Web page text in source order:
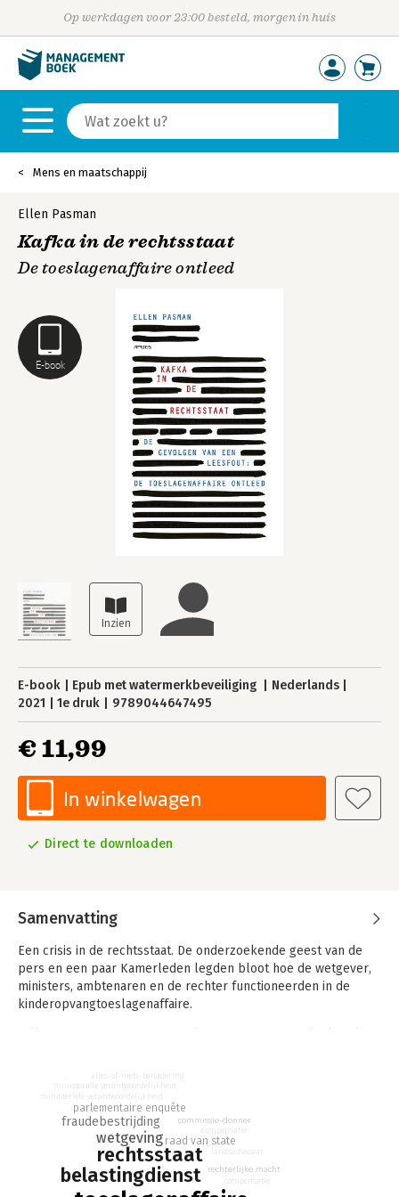
Op werkdagen voor 23:00 besteld, morgen in huis
Mens en maatschappij
E-book
Ellen Pasman
Kafka in de rechtsstaat
De toeslagenaffaire ontleed
E-book Epub met watermerkbeveiliging
Nederlands
2021
1e druk 9789044647495
€ 11,99
In winkelwagen
Direct te downloaden
Samenvatting
Een crisis in de rechtsstaat. De onderzoekende geest van de
pers en een paar Kamerleden legden bloot hoe de wetgever,
ministers, ambtenaren en de rechter functioneerden in de
kinderopvangtoeslagenaffaire.
een illusie. Mensen raakten hun huis kwijt en moesten aanzien
hoe hun toekomst werd verwoest. De commissie-Donner
stelde ‘institutionele vooringenomenheid’ vast bij de
belastingdienst, maar meende dat daar eigenlijk weinig tegen
De wijze waarop de overheid vanaf 2007 in de greep raakte van
belastingdienst
rechtsstaat
wetgeving
fraudebestrijding
raad van state
parlementaire enquête
commissie-donner
rechterlijke macht
compensatie
landsadvocaat
ministeriële verantwoordelijkheid
compensatie
ministeriële verantwoordelijkheid
alles-of-niets-benadering